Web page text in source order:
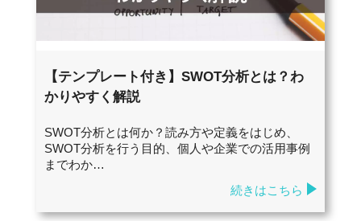
【テンプレート付き】SWOT分析とは？わ
かりやすく解説
SWOT分析とは何か？読み方や定義をはじめ、
SWOT分析を行う目的、個人や企業での活用事例
までわか…
続きはこちら